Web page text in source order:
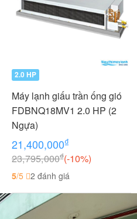
2.0 HP
Máy lạnh giấu trần ống gió
FDBNQ18MV1 2.0 HP (2
Ngựa)
21,400,000₫
23,795,000₫(-10%)
5/5 2 đánh giá